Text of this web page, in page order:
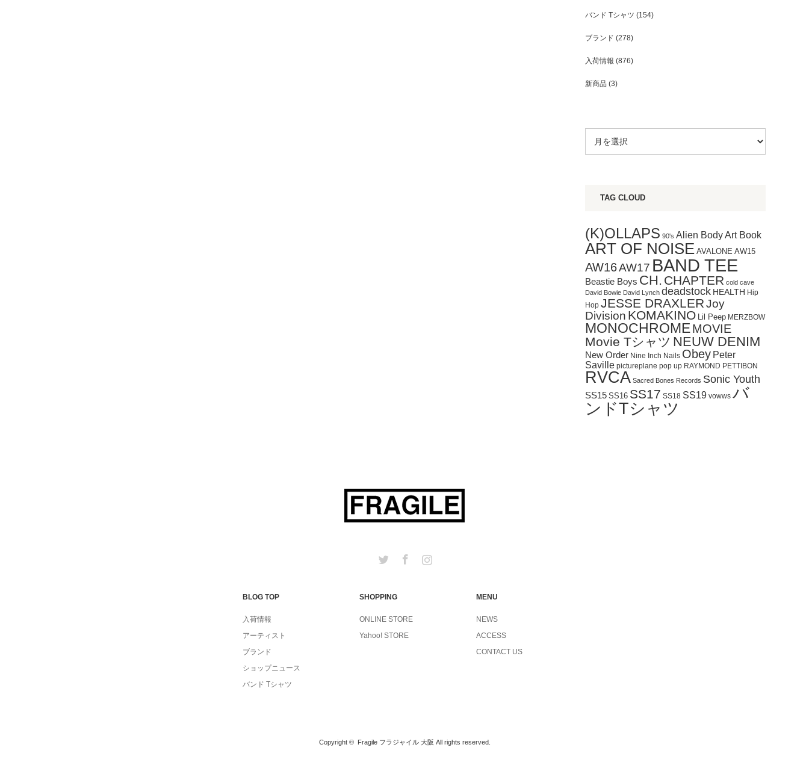
バンド Tシャツ (154)
ブランド (278)
入荷情報 (876)
新商品 (3)
TAG CLOUD
(K)OLLAPS 90's Alien BodyArt Book
ART OF NOISE AVALONE AW15
AW16AW17 BAND TEE
Beastie Boys CH. CHAPTER cold cave
David Bowie David Lynch deadstock HEALTH Hip
Hop JESSE DRAXLERJoy
Division KOMAKINO Lil Peep MERZBOW
MONOCHROMEMOVIE
Movie Tシャツ NEUW DENIM
New Order Nine Inch Nails Obey Peter
Saville pictureplane pop up RAYMOND PETTIBON
RVCA Sacred Bones Records Sonic Youth
SS15 SS16 SS17 SS18 SS19 vowws バ
ンドTシャツ
Twitter Facebook
BLOG TOP
入荷情報
アーティスト
ブランド
ショップニュース
バンド Tシャツ
SHOPPING
ONLINE STORE
Yahoo! STORE
MENU
NEWS
ACCESS
CONTACT US
Copyright © Fragile フラジャイル 大阪 All rights reserved.